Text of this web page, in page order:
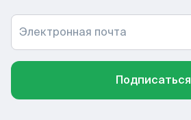
Электронная почта
Подписаться